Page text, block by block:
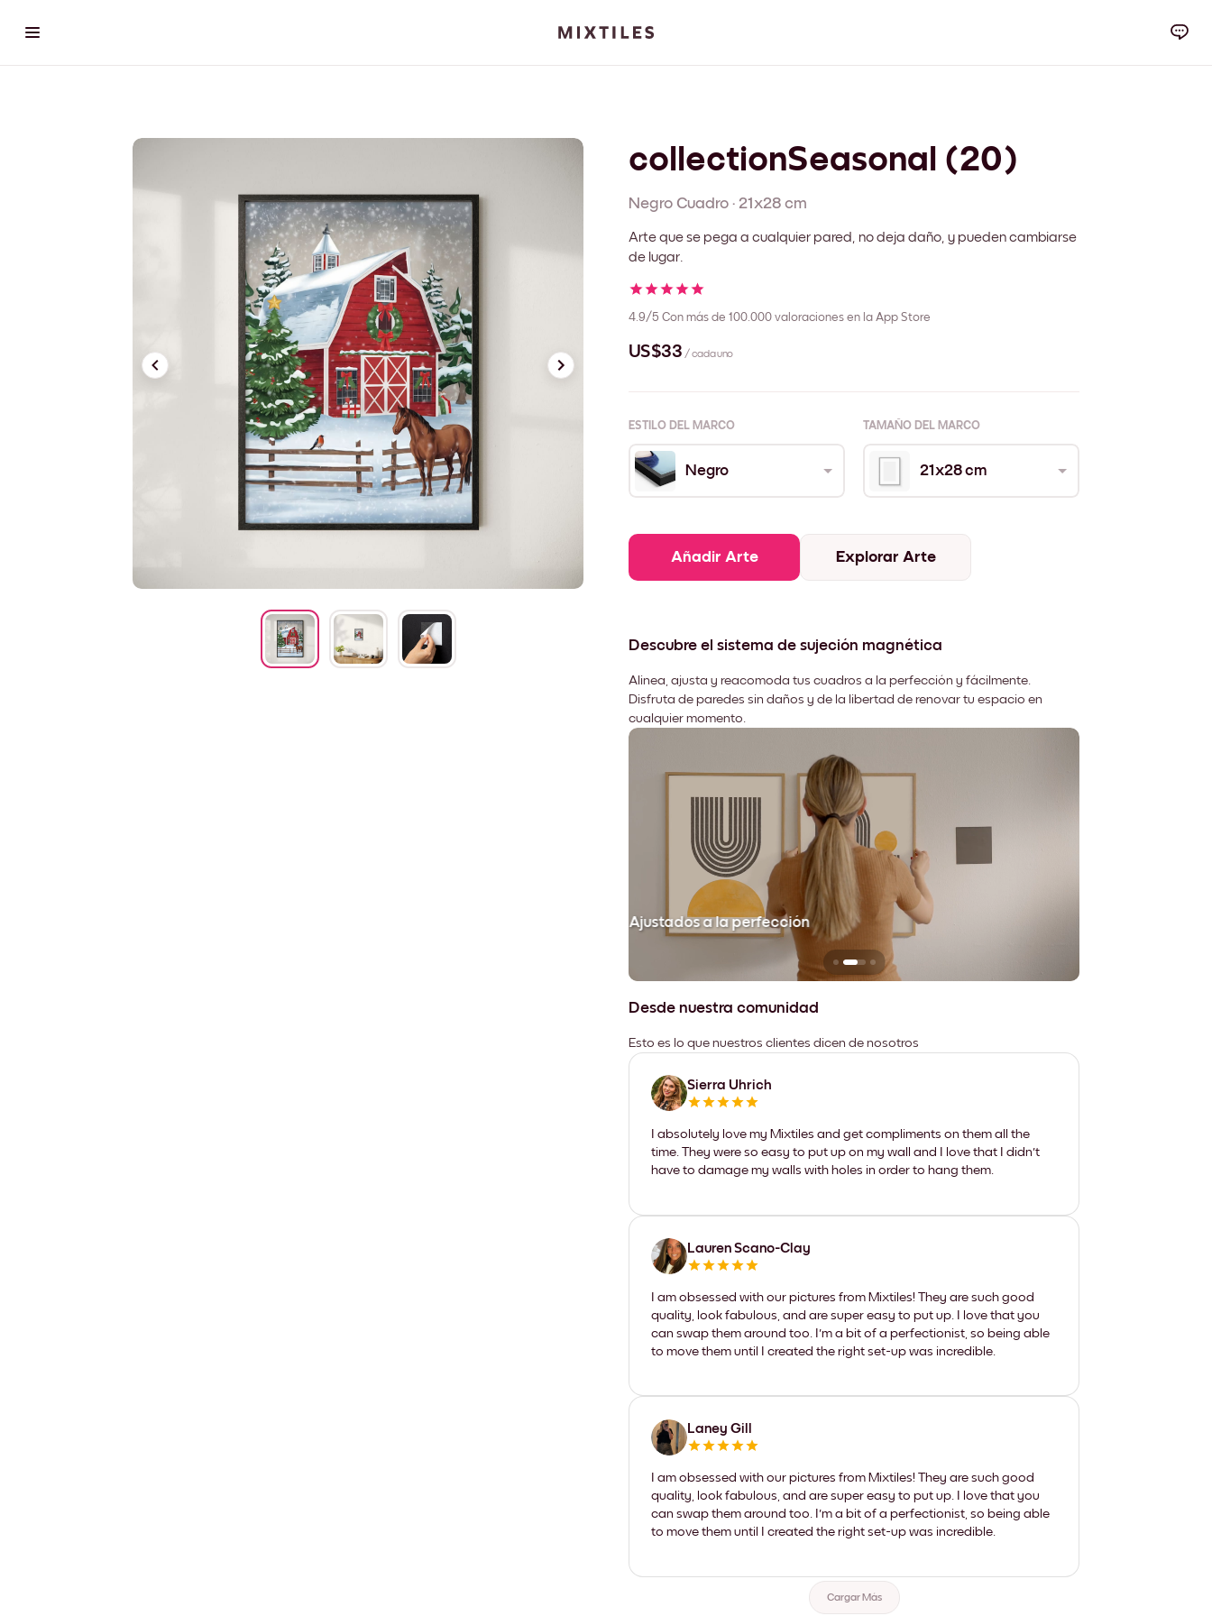
collectionSeasonal (20)
Negro Cuadro · 21x28 cm
Arte que se pega a cualquier pared, no deja daño, y pueden cambiarse
de lugar.
4.9/5 Con más de 100.000 valoraciones en la App Store
US$33 / cada uno
ESTILO DEL MARCO TAMAÑO DEL MARCO
Negro 21x28 cm
Añadir Arte Explorar Arte
Descubre el sistema de sujeción magnética
Alinea, ajusta y reacomoda tus cuadros a la perfección y fácilmente.
Disfruta de paredes sin daños y de la libertad de renovar tu espacio en
cualquier momento.
Ajustados a la perfección
Desde nuestra comunidad
Esto es lo que nuestros clientes dicen de nosotros
Sierra Uhrich
I absolutely love my Mixtiles and get compliments on them all the
time. They were so easy to put up on my wall and I love that I didn't
have to damage my walls with holes in order to hang them.
Lauren Scano-Clay
I am obsessed with our pictures from Mixtiles! They are such good
quality, look fabulous, and are super easy to put up. I love that you
can swap them around too. I'm a bit of a perfectionist, so being able
to move them until I created the right set-up was incredible.
Laney Gill
I am obsessed with our pictures from Mixtiles! They are such good
quality, look fabulous, and are super easy to put up. I love that you
can swap them around too. I'm a bit of a perfectionist, so being able
to move them until I created the right set-up was incredible.
Cargar Más